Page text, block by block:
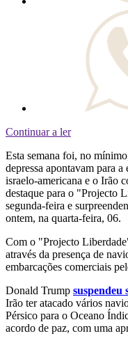
Continuar a ler
Esta semana foi, no
depressa apontavam para
israelo-americana e o Irão
destaque para o "Projecto
segunda-feira e
ontem, na quarta-feira, 06.
Com o "Projecto
através da presença de
embarcações comerciais
Donald Trump suspendeu
Irão ter atacado vários
Pérsico para o Oceano
acordo de paz, com uma